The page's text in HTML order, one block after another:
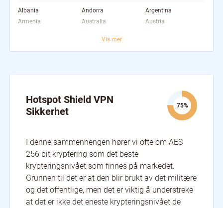
Albania Andorra
Argentina
Armenia
Australia
Austria
Belgium
Costa Rica
Czech Republic
Denmark
Ecuador
Estonia
Guatemala
Hong Kong
Hungary
Isle of Man
Japan
Jersey
Kazakhstan
Kyrgyzstan
Laos
Latvia
Liechtenstein
Lithuania
Luxembourg
Macau
Macedonia [FYROM]
Malaysia
Vis mer
Hotspot Shield VPN
Sikkerhet
75%
I denne sammenhengen hører vi ofte om AES
256 bit kryptering som det beste
krypteringsnivået som finnes på markedet.
Grunnen til det er at den blir brukt av det militære
og det offentlige, men det er viktig å understreke
at det er ikke det eneste krypteringsnivået de